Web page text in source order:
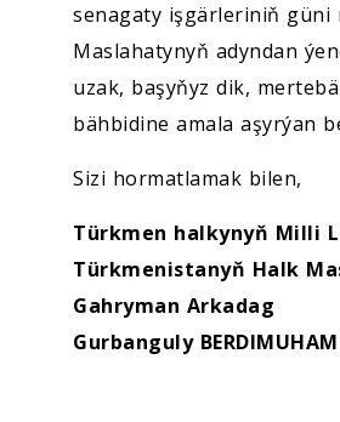
senagaty işgärleriniň güni
Maslahatynyň adyndan
uzak, başyňyz dik,
bähbidine amala aşyrýan
Sizi hormatlamak bilen,
Türkmen halkynyň Milli
Türkmenistanyň Halk
Gahryman Arkadag
Gurbanguly